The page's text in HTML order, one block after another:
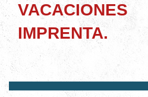
IMPRENTA.